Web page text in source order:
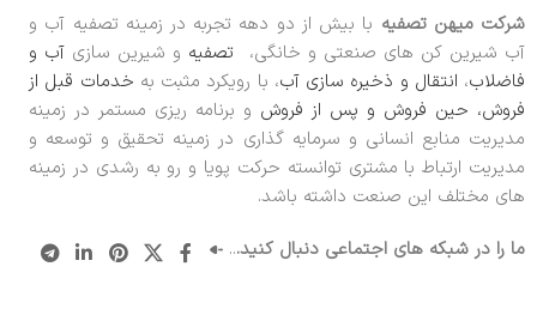
شرکت میهن تصفیه با بیش از دو دهه تجربه در زمینه تصفیه آب و
آب شیرین کن های صنعتی و خانگی،
تصفیه و شیرین سازی آب و
فاضلاب، انتقال و ذخیره سازی آب، با رویکرد مثبت به خدمات قبل از
فروش، حین فروش و پس از فروش و برنامه ریزی مستمر در زمینه
مدیریت منابع انسانی و سرمایه گذاری در زمینه تحقیق و توسعه و
مدیریت ارتباط با مشتری توانسته حرکت پویا و رو به رشدی در زمینه
های مختلف این صنعت داشته باشد.
ما را در شبکه های اجتماعی دنبال کنید...